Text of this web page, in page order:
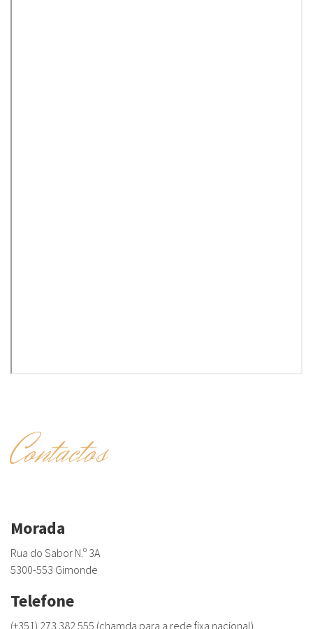
Contactos
Morada
Rua do Sabor N.º 3A
5300-553 Gimonde
Telefone
(+351) 273 382 555 (chamda para a rede fixa nacional)